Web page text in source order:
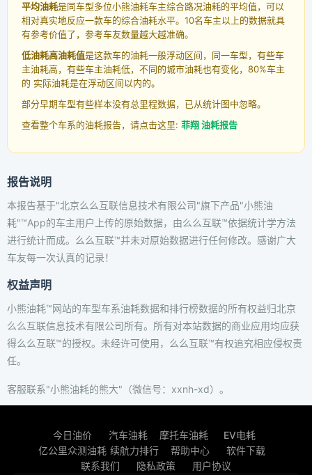
平均油耗是同车型多位小熊油耗车主综合路况油耗的平均值，可以
相对真实地反应一款车的综合油耗水平。10名车主以上的数据就具
有参考价值了，参考车友数量越大越准确。
低油耗高油耗值是这款车的油耗一般浮动区间，同一车型，有些车
主油耗高，有些车主油耗低，不同的城市油耗也有变化，80%车主
的 实际油耗是在浮动区间以内的。
部分早期车型有些样本没有总里程数据，已从统计图中忽略。
查看整个车系的油耗报告，请点击这里: 菲翔 油耗报告
报告说明
本报告基于"北京么么互联信息技术有限公司"旗下产品"小熊油
耗"™App的车主用户上传的原始数据，由么么互联™依据统计学方法
进行统计而成。么么互联™并未对原始数据进行任何修改。感谢广大
车友每一次认真的记录！
权益声明
小熊油耗™网站的车型车系油耗数据和排行榜数据的所有权益归北京
么么互联信息技术有限公司所有。所有对本站数据的商业应用均应获
得么么互联™的授权。未经许可使用，么么互联™有权追究相应侵权责
任。
客服联系"小熊油耗的熊大"（微信号：xxnh-xd）。
今日油价 汽车油耗 摩托车油耗
EV电耗
亿公里众测油耗 续航力排行 帮助中心
软件下载
联系我们
隐私政策 用户协议